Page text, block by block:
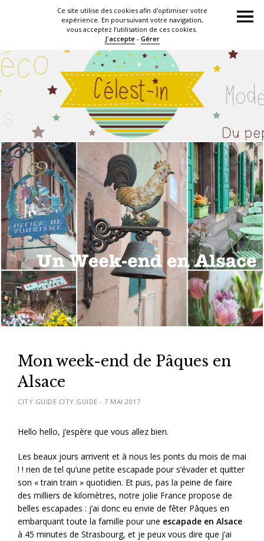
Ce site utilise des cookies afin d'optimiser votre
expérience. En poursuivant votre navigation,
vous acceptez l’utilisation de ces cookies.
J'accepte- Gérer
Mon week-end de Pâques en
Alsace
CITY GUIDE CITY GUIDE - 7 MAI 2017
Hello hello, j’espère que vous allez bien.
Les beaux jours arrivent et à nous les ponts du mois de mai
! ! rien de tel qu’une petite escapade pour s’évader et quitter
son « train train » quotidien. Et puis, pas la peine de faire
des milliers de kilomètres, notre jolie France propose de
belles escapades : j’ai donc eu envie de fêter Pâques en
embarquant toute la famille pour une escapade en Alsace
à 45 minutes de Strasbourg, et je peux vous dire que j’ai